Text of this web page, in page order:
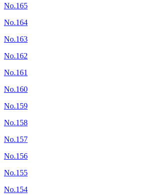
No.165
No.164
No.163
No.162
No.161
No.160
No.159
No.158
No.157
No.156
No.155
No.154